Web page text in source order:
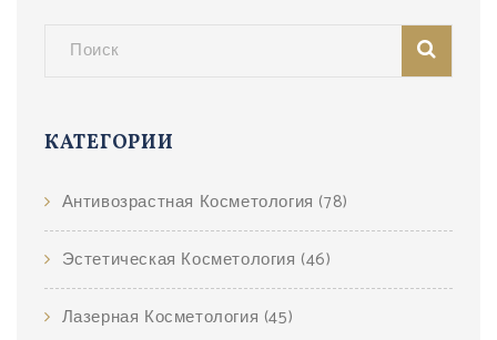
КАТЕГОРИИ
Антивозрастная Косметология (78)
Эстетическая Косметология (46)
Лазерная Косметология (45)